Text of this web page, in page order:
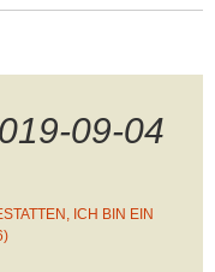
09-04
ICH BIN EIN